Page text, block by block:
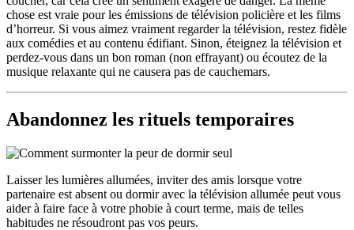
chose est vraie pour les émissions de télévision policière et les films
d’horreur. Si vous aimez vraiment regarder la télévision, restez fidèle
aux comédies et au contenu édifiant. Sinon, éteignez la télévision et
perdez-vous dans un bon roman (non effrayant) ou écoutez de la
musique relaxante qui ne causera pas de cauchemars.
Abandonnez les rituels temporaires
Laisser les lumières allumées, inviter des amis lorsque votre
partenaire est absent ou dormir avec la télévision allumée peut vous
aider à faire face à votre phobie à court terme, mais de telles
habitudes ne résoudront pas vos peurs.